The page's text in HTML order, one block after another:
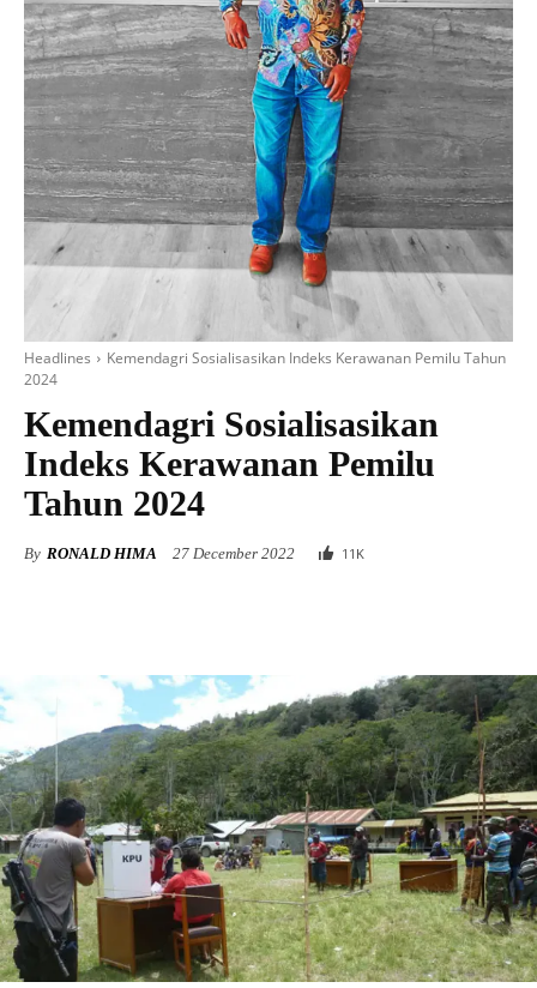
Headlines
Kemendagri Sosialisasikan Indeks Kerawanan Pemilu Tahun
2024
Kemendagri Sosialisasikan
Indeks Kerawanan Pemilu
Tahun 2024
By RONALD HIMA 27 December 2022 11 K